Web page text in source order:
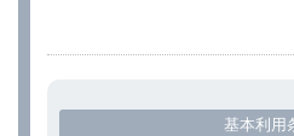
基本利用